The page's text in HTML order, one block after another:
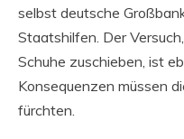
selbst deutsche
Staatshilfen. Der
Schuhe zuschieben, ist
Konsequenzen müssen
fürchten.